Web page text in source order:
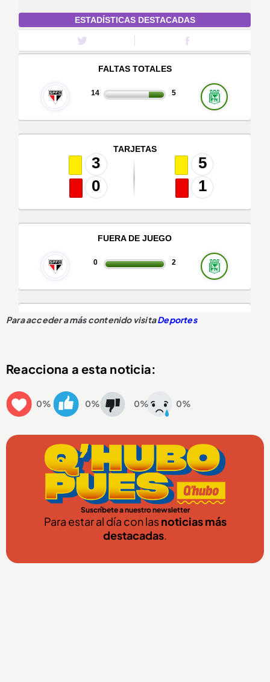
Para acceder a más contenido visitaDeportes
Reacciona a esta noticia:
0% 0% 0% 0%
Suscríbete a nuestro newsletter
Para estar al día con lasnoticias más
destacadas.